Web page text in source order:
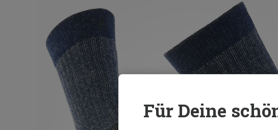
Für Deine